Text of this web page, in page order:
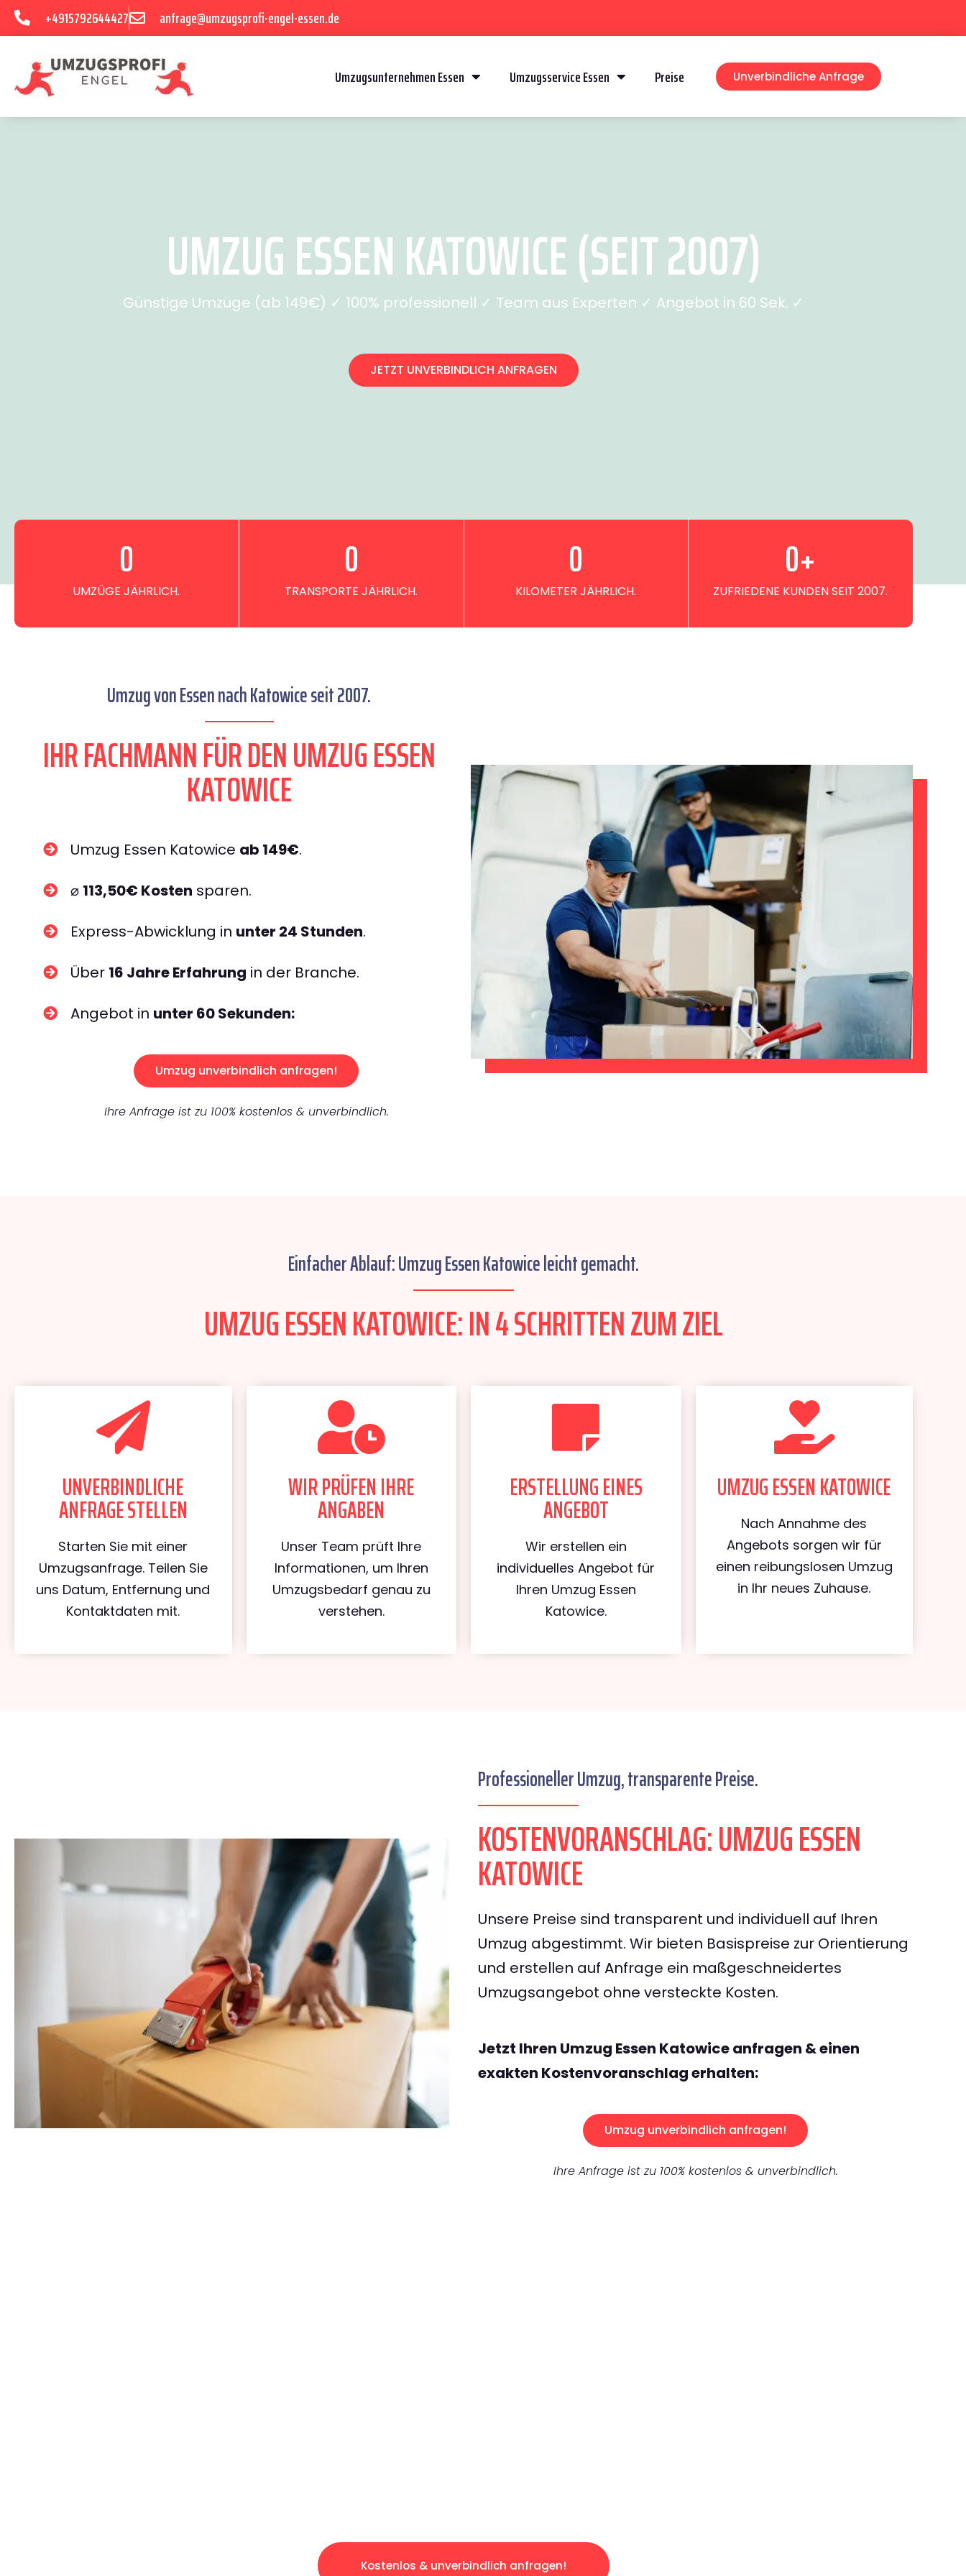
+4915792644427 anfrage@umzugsprofi-engel-essen.de
Umzugsunternehmen Essen Umzugsservice Essen Preise Unverbindliche Anfrage
UMZUG ESSEN KATOWICE (SEIT 2007)
Günstige Umzüge (ab 149€) ✓ 100% professionell ✓ Team aus Experten ✓ Angebot in 60 Sek. ✓
JETZT UNVERBINDLICH ANFRAGEN
UMZÜGE JÄHRLICH.
0
TRANSPORTE JÄHRLICH.
0
KILOMETER JÄHRLICH.
0
ZUFRIEDENE KUNDEN SEIT 2007.
0+
Umzug von Essen nach Katowice seit 2007.
IHR FACHMANN FÜR DEN UMZUG ESSEN
KATOWICE
Umzug Essen Katowice ab 149€.
⌀ 113,50€ Kosten sparen.
Express-Abwicklung in unter 24 Stunden.
Über 16 Jahre Erfahrung in der Branche.
Angebot in unter 60 Sekunden:
Umzug unverbindlich anfragen!
Ihre Anfrage ist zu 100% kostenlos & unverbindlich.
Einfacher Ablauf: Umzug Essen Katowice leicht gemacht.
UMZUG ESSEN KATOWICE: IN 4 SCHRITTEN ZUM ZIEL
UNVERBINDLICHE
ANFRAGE STELLEN
Starten Sie mit einer
Umzugsanfrage. Teilen Sie
uns Datum, Entfernung und
Kontaktdaten mit.
WIR PRÜFEN IHRE
ANGABEN
Unser Team prüft Ihre
Informationen, um Ihren
Umzugsbedarf genau zu
verstehen.
ERSTELLUNG EINES
ANGEBOT
Wir erstellen ein
individuelles Angebot für
Ihren Umzug Essen
Katowice.
UMZUG ESSEN KATOWICE
Nach Annahme des
Angebots sorgen wir für
einen reibungslosen Umzug
in Ihr neues Zuhause.
Professioneller Umzug, transparente Preise.
KOSTENVORANSCHLAG: UMZUG ESSEN
KATOWICE
Unsere Preise sind transparent und individuell auf Ihren
Umzug abgestimmt. Wir bieten Basispreise zur Orientierung
und erstellen auf Anfrage ein maßgeschneidertes
Umzugsangebot ohne versteckte Kosten.
Jetzt Ihren Umzug Essen Katowice anfragen & einen
exakten Kostenvoranschlag erhalten:
Umzug unverbindlich anfragen!
Ihre Anfrage ist zu 100% kostenlos & unverbindlich.
Kostenlos & unverbindlich anfragen!